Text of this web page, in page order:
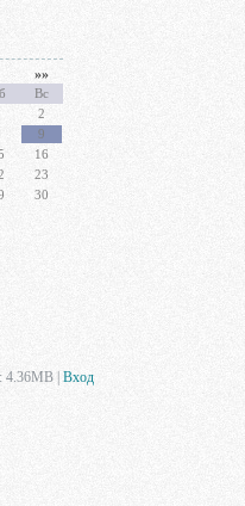
»»
Вс
2
9
16
23
30
4.36MB Вход